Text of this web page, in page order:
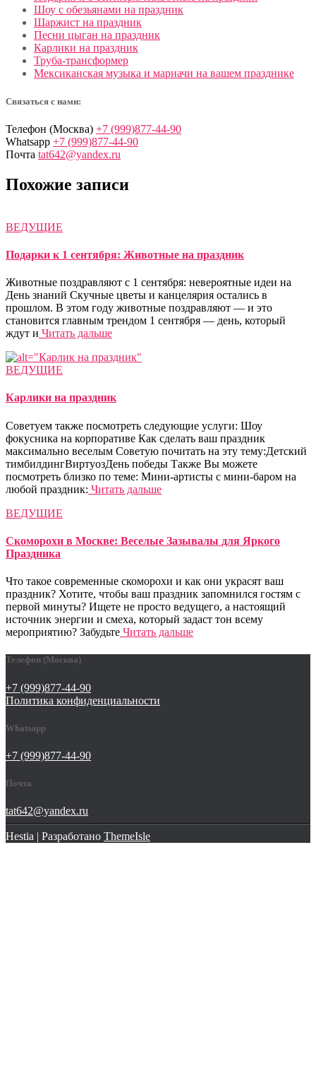
Шоу с обезьянами на праздник
Шаржист на праздник
Песни цыган на праздник
Карлики на праздник
Труба-трансформер
Мексиканская музыка и мариачи на вашем празднике
Связаться с нами:
Телефон (Москва) +7 (999)877-44-90
Whatsapp +7 (999)877-44-90
Почта tat642@yandex.ru
Похожие записи
ВЕДУЩИЕ
Подарки к 1 сентября: Животные на праздник
Животные поздравляют с 1 сентября: невероятные идеи на
День знаний Скучные цветы и канцелярия остались в
прошлом. В этом году животные поздравляют — и это
становится главным трендом 1 сентября — день, который
ждут и Читать дальше
ВЕДУЩИЕ
Карлики на праздник
Советуем также посмотреть следующие услуги: Шоу
фокусника на корпоративе Как сделать ваш праздник
максимально веселым Советую почитать на эту тему:Детский
тимбилдингВиртуозДень победы Также Вы можете
посмотреть близко по теме: Мини-артисты с мини-баром на
любой праздник: Читать дальше
ВЕДУЩИЕ
Скоморохи в Москве: Веселые Зазывалы для Яркого
Праздника
Что такое современные скоморохи и как они украсят ваш
праздник? Хотите, чтобы ваш праздник запомнился гостям с
первой минуты? Ищете не просто ведущего, а настоящий
источник энергии и смеха, который задаст тон всему
мероприятию? Забудьте Читать дальше
Телефон (Москва)
+7 (999)877-44-90
Политика конфиденциальности
Whatsapp
+7 (999)877-44-90
Почта
tat642@yandex.ru
Hestia | Разработано ThemeIsle